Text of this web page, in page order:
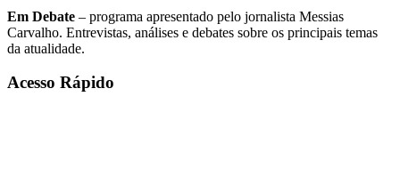
Em Debate – programa apresentado pelo jornalista Messias
Carvalho. Entrevistas, análises e debates sobre os principais temas
da atualidade.
Acesso Rápido